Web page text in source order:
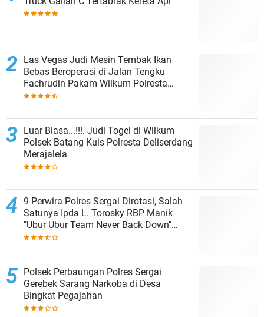
Las Vegas Judi Mesin Tembak Ikan
Bebas Beroperasi di Jalan Tengku
Fachrudin Pakam Wilkum Polresta
Deliserdang
Luar Biasa...!!!. Judi Togel di Wilkum
Polsek Batang Kuis Polresta Deliserdang
Merajalela
9 Perwira Polres Sergai Dirotasi, Salah
Satunya Ipda L. Torosky RBP Manik
"Ubur Ubur Team Never Back Down"
Menempati Polsek Dolok Masihul
Polsek Perbaungan Polres Sergai
Gerebek Sarang Narkoba di Desa
Bingkat Pegajahan